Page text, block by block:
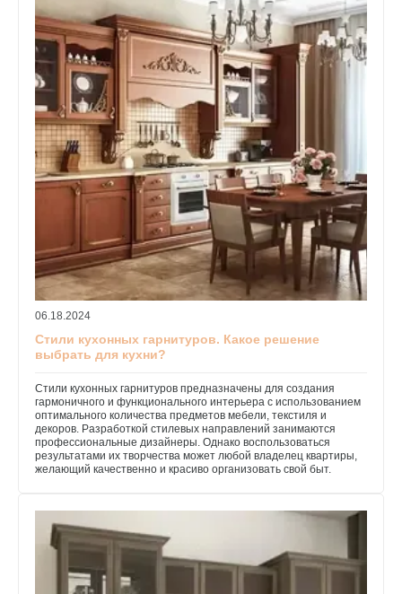
06.18.2024
Стили кухонных гарнитуров. Какое решение
выбрать для кухни?
Стили кухонных гарнитуров предназначены для создания
гармоничного и функционального интерьера с использованием
оптимального количества предметов мебели, текстиля и
декоров. Разработкой стилевых направлений занимаются
профессиональные дизайнеры. Однако воспользоваться
результатами их творчества может любой владелец квартиры,
желающий качественно и красиво организовать свой быт.